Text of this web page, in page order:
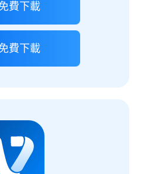
費下載
費下載